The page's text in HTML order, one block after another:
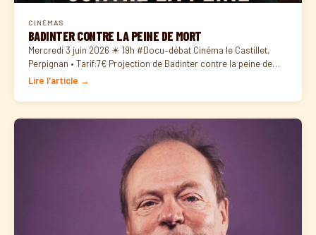
CINÉMAS
BADINTER CONTRE LA PEINE DE MORT
Mercredi 3 juin 2026 ☀ 19h #Docu–débat Cinéma le Castillet,
Perpignan • Tarif:7€ Projection de Badinter contre la peine de…
Lire l'article →